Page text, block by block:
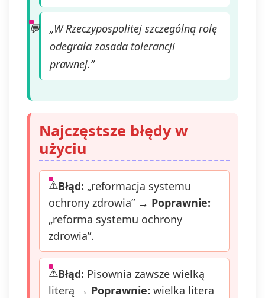
„W Rzeczypospolitej szczególną rolę
odegrała zasada tolerancji
prawnej.”
Najczęstsze błędy w
użyciu
Błąd: „reformacja systemu
ochrony zdrowia” → Poprawnie:
„reforma systemu ochrony
zdrowia”.
Błąd: Pisownia zawsze wielką
literą → Poprawnie: wielka litera